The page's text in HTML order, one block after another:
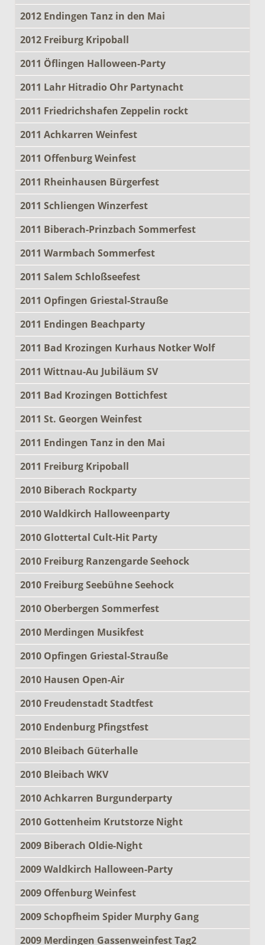
2012 Endingen Tanz in den Mai
2012 Freiburg Kripoball
2011 Öflingen Halloween-Party
2011 Lahr Hitradio Ohr Partynacht
2011 Friedrichshafen Zeppelin rockt
2011 Achkarren Weinfest
2011 Offenburg Weinfest
2011 Rheinhausen Bürgerfest
2011 Schliengen Winzerfest
2011 Biberach-Prinzbach Sommerfest
2011 Warmbach Sommerfest
2011 Salem Schloßseefest
2011 Opfingen Griestal-Strauße
2011 Endingen Beachparty
2011 Bad Krozingen Kurhaus Notker Wolf
2011 Wittnau-Au Jubiläum SV
2011 Bad Krozingen Bottichfest
2011 St. Georgen Weinfest
2011 Endingen Tanz in den Mai
2011 Freiburg Kripoball
2010 Biberach Rockparty
2010 Waldkirch Halloweenparty
2010 Glottertal Cult-Hit Party
2010 Freiburg Ranzengarde Seehock
2010 Freiburg Seebühne Seehock
2010 Oberbergen Sommerfest
2010 Merdingen Musikfest
2010 Opfingen Griestal-Strauße
2010 Hausen Open-Air
2010 Freudenstadt Stadtfest
2010 Endenburg Pfingstfest
2010 Bleibach Güterhalle
2010 Bleibach WKV
2010 Achkarren Burgunderparty
2010 Gottenheim Krutstorze Night
2009 Biberach Oldie-Night
2009 Waldkirch Halloween-Party
2009 Offenburg Weinfest
2009 Schopfheim Spider Murphy Gang
2009 Merdingen Gassenweinfest Tag2